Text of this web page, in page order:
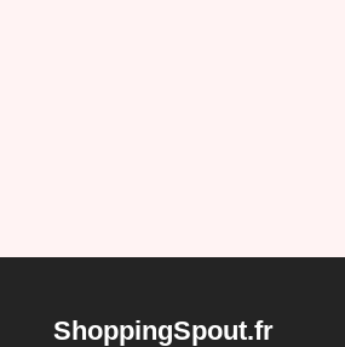
ShoppingSpout.fr